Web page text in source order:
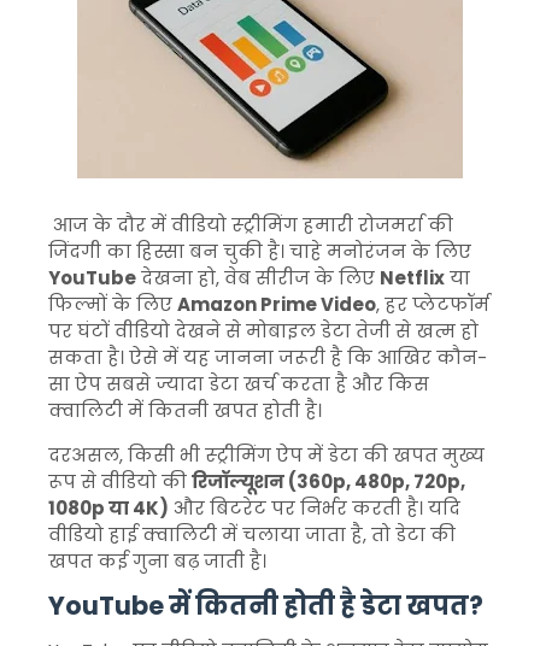
आज के दौर में वीडियो स्ट्रीमिंग हमारी रोजमर्रा की
जिंदगी का हिस्सा बन चुकी है। चाहे मनोरंजन के लिए
YouTubeदेखना हो, वेब सीरीज के लिए Netflixया
फिल्मों के लिएAmazon Prime Video, हर प्लेटफॉर्म
पर घंटों वीडियो देखने से मोबाइल डेटा तेजी से खत्म हो
सकता है। ऐसे में यह जानना जरूरी है कि आखिर कौन-
सा ऐप सबसे ज्यादा डेटा खर्च करता है और किस
क्वालिटी में कितनी खपत होती है।
दरअसल, किसी भी स्ट्रीमिंग ऐप में डेटा की खपत मुख्य
रूप से वीडियो कीरिजॉल्यूशन (360p, 480p, 720p,
1080p या 4K) और बिटरेट पर निर्भर करती है। यदि
वीडियो हाई क्वालिटी में चलाया जाता है, तो डेटा की
खपत कई गुना बढ़ जाती है।
YouTube में कितनी होती है डेटा खपत?